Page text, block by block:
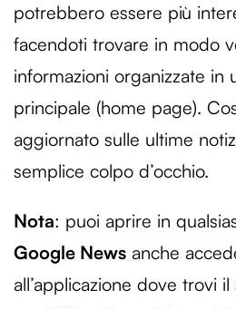
potrebbero essere più
facendoti trovare in modo
informazioni organizzate in
principale (home page).
aggiornato sulle ultime
semplice colpo d’occhio.
Nota: puoi aprire in
Google News anche
all’applicazione dove trovi